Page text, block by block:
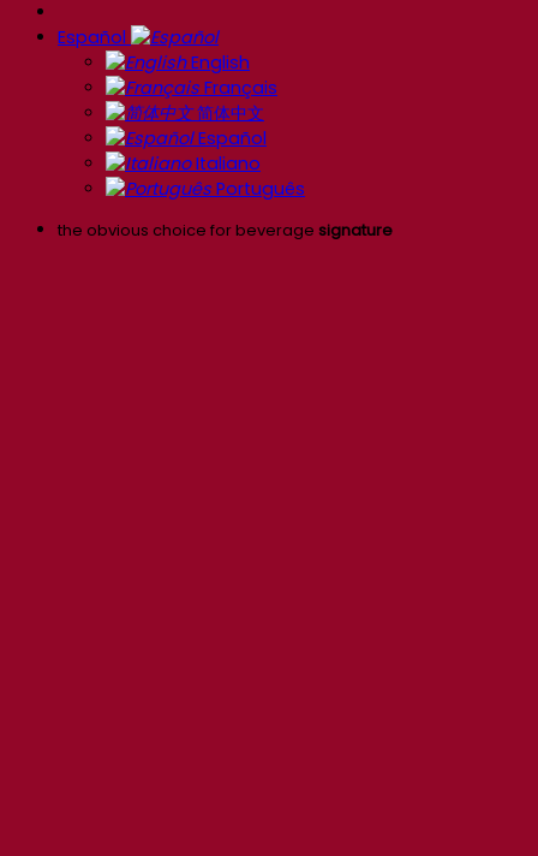
Español
English
Français
简体中文
Español
Italiano
Português
the obvious choice for beverage signature